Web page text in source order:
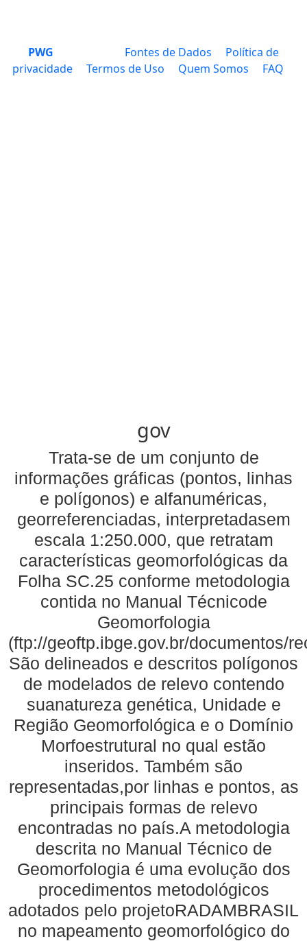
PWG Fontes de Dados
Política de
privacidade
Termos de Uso Quem Somos FAQ
gov
Trata-se de um conjunto de
informações gráficas (pontos, linhas
e polígonos) e alfanuméricas,
georreferenciadas, interpretadasem
escala 1:250.000, que retratam
características geomorfológicas da
Folha SC.25 conforme metodologia
contida no Manual Técnicode
Geomorfologia
(ftp://geoftp.ibge.gov.br/documentos/
São delineados e descritos polígonos
de modelados de relevo contendo
suanatureza genética, Unidade e
Região Geomorfológica e o Domínio
Morfoestrutural no qual estão
inseridos. Também são
representadas,por linhas e pontos, as
principais formas de relevo
encontradas no país.A metodologia
descrita no Manual Técnico de
Geomorfologia é uma evolução dos
procedimentos metodológicos
adotados pelo projetoRADAMBRASIL
no mapeamento geomorfológico do